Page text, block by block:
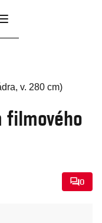
filmového
0